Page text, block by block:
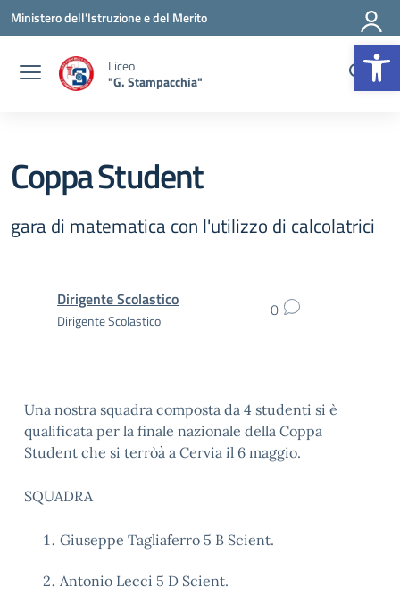
Vai ai contenuti
Vai al menu di navigazione
Vai al footer
Ministero dell'Istruzione e del Merito
Liceo
"G. Stampacchia"
Coppa Student
gara di matematica con l'utilizzo di calcolatrici
Dirigente Scolastico
Dirigente Scolastico 0
Una nostra squadra composta da 4 studenti si è
qualificata per la finale nazionale della Coppa
Student che si terròà a Cervia il 6 maggio.
SQUADRA
Giuseppe Tagliaferro 5 B Scient.
Antonio Lecci 5 D Scient.